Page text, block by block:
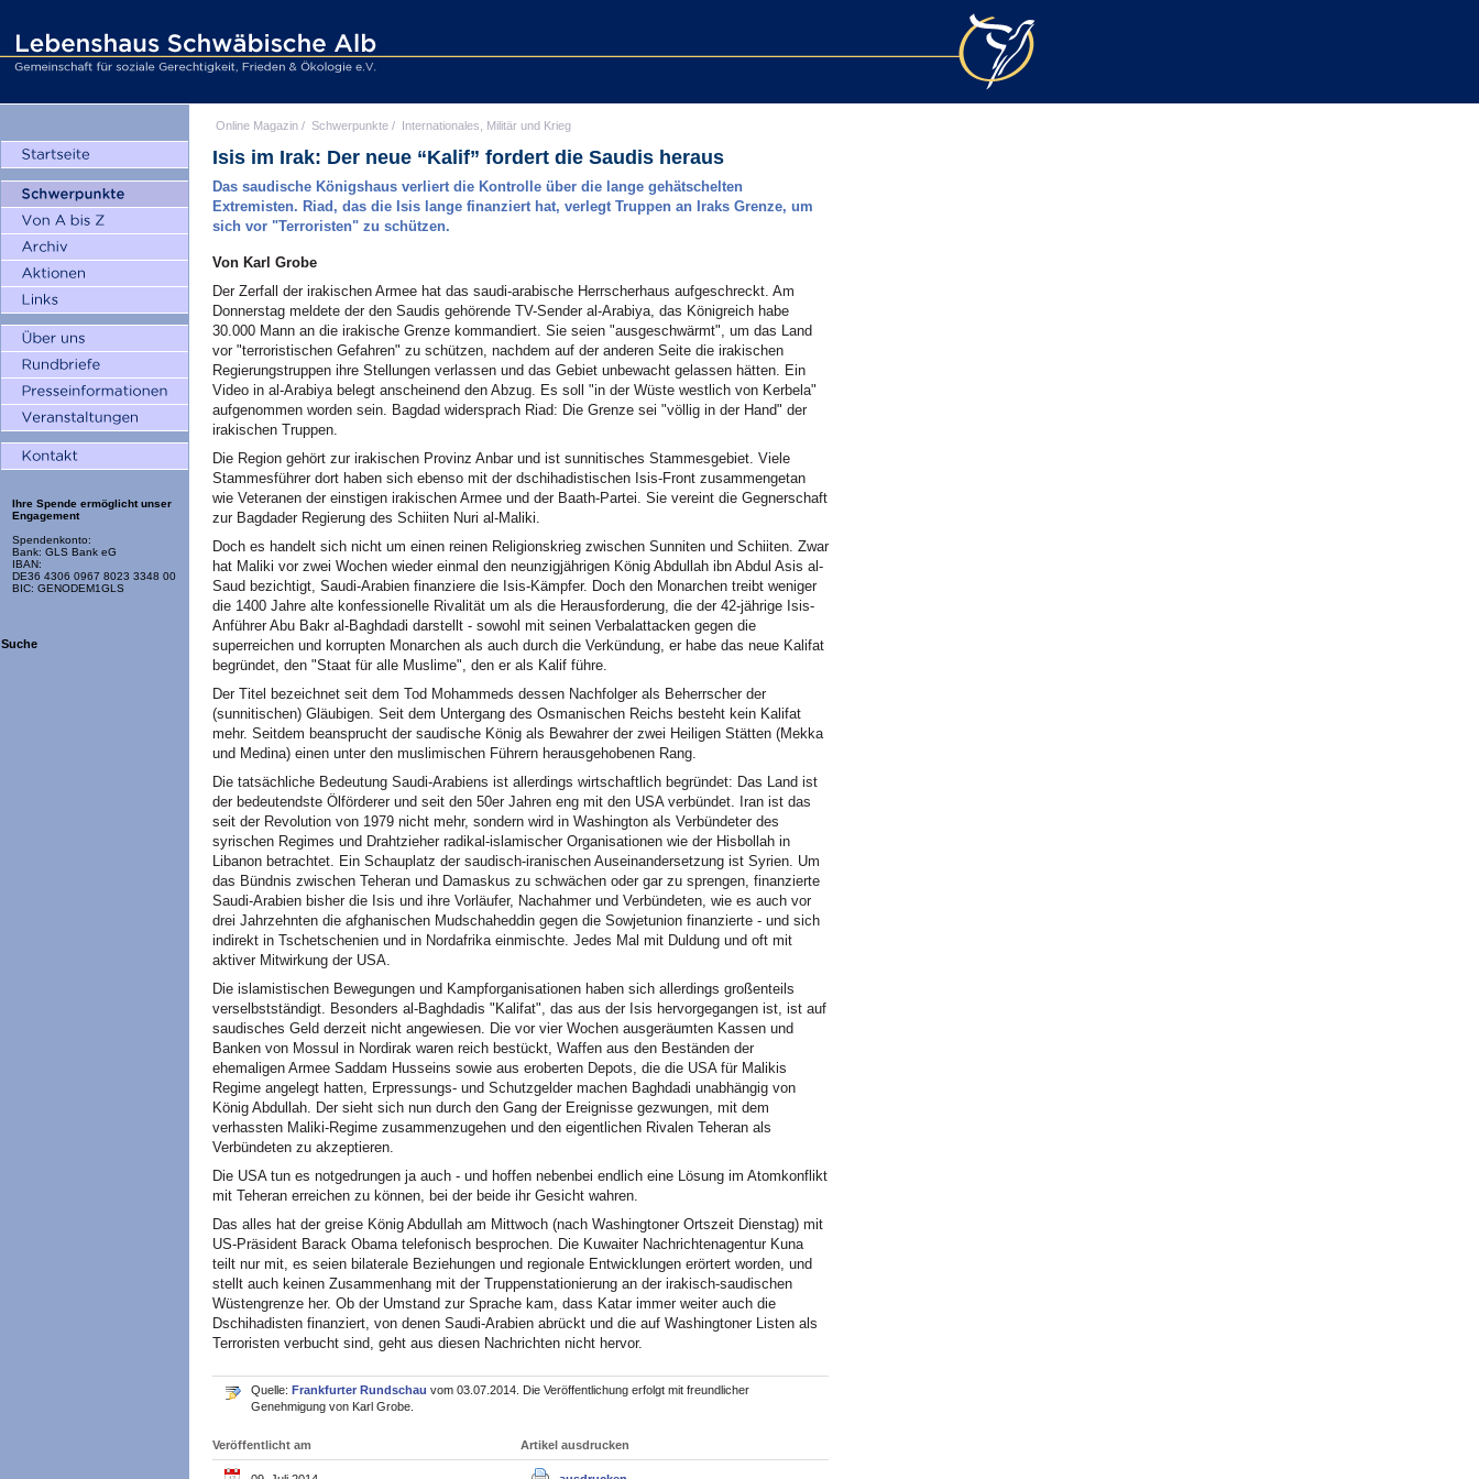
Ihre Spende ermöglicht unser
Engagement
Spendenkonto:
Bank: GLS Bank eG
IBAN:
DE36 4306 0967 8023 3348 00
BIC: GENODEM1GLS
Suche
Online Magazin / Schwerpunkte / Internationales, Militär und Krieg
Isis im Irak: Der neue “Kalif” fordert die Saudis heraus
Das saudische Königshaus verliert die Kontrolle über die lange gehätschelten
Extremisten. Riad, das die Isis lange finanziert hat, verlegt Truppen an Iraks Grenze, um
sich vor "Terroristen" zu schützen.
Von Karl Grobe
Der Zerfall der irakischen Armee hat das saudi-arabische Herrscherhaus aufgeschreckt. Am
Donnerstag meldete der den Saudis gehörende TV-Sender al-Arabiya, das Königreich habe
30.000 Mann an die irakische Grenze kommandiert. Sie seien "ausgeschwärmt", um das Land
vor "terroristischen Gefahren" zu schützen, nachdem auf der anderen Seite die irakischen
Regierungstruppen ihre Stellungen verlassen und das Gebiet unbewacht gelassen hätten. Ein
Video in al-Arabiya belegt anscheinend den Abzug. Es soll "in der Wüste westlich von Kerbela"
aufgenommen worden sein. Bagdad widersprach Riad: Die Grenze sei "völlig in der Hand" der
irakischen Truppen.
Die Region gehört zur irakischen Provinz Anbar und ist sunnitisches Stammesgebiet. Viele
Stammesführer dort haben sich ebenso mit der dschihadistischen Isis-Front zusammengetan
wie Veteranen der einstigen irakischen Armee und der Baath-Partei. Sie vereint die Gegnerschaft
zur Bagdader Regierung des Schiiten Nuri al-Maliki.
Doch es handelt sich nicht um einen reinen Religionskrieg zwischen Sunniten und Schiiten. Zwar
hat Maliki vor zwei Wochen wieder einmal den neunzigjährigen König Abdullah ibn Abdul Asis al-
Saud bezichtigt, Saudi-Arabien finanziere die Isis-Kämpfer. Doch den Monarchen treibt weniger
die 1400 Jahre alte konfessionelle Rivalität um als die Herausforderung, die der 42-jährige Isis-
Anführer Abu Bakr al-Baghdadi darstellt - sowohl mit seinen Verbalattacken gegen die
superreichen und korrupten Monarchen als auch durch die Verkündung, er habe das neue Kalifat
begründet, den "Staat für alle Muslime", den er als Kalif führe.
Der Titel bezeichnet seit dem Tod Mohammeds dessen Nachfolger als Beherrscher der
(sunnitischen) Gläubigen. Seit dem Untergang des Osmanischen Reichs besteht kein Kalifat
mehr. Seitdem beansprucht der saudische König als Bewahrer der zwei Heiligen Stätten (Mekka
und Medina) einen unter den muslimischen Führern herausgehobenen Rang.
Die tatsächliche Bedeutung Saudi-Arabiens ist allerdings wirtschaftlich begründet: Das Land ist
der bedeutendste Ölförderer und seit den 50er Jahren eng mit den USA verbündet. Iran ist das
seit der Revolution von 1979 nicht mehr, sondern wird in Washington als Verbündeter des
syrischen Regimes und Drahtzieher radikal-islamischer Organisationen wie der Hisbollah in
Libanon betrachtet. Ein Schauplatz der saudisch-iranischen Auseinandersetzung ist Syrien. Um
das Bündnis zwischen Teheran und Damaskus zu schwächen oder gar zu sprengen, finanzierte
Saudi-Arabien bisher die Isis und ihre Vorläufer, Nachahmer und Verbündeten, wie es auch vor
drei Jahrzehnten die afghanischen Mudschaheddin gegen die Sowjetunion finanzierte - und sich
indirekt in Tschetschenien und in Nordafrika einmischte. Jedes Mal mit Duldung und oft mit
aktiver Mitwirkung der USA.
Die islamistischen Bewegungen und Kampforganisationen haben sich allerdings großenteils
verselbstständigt. Besonders al-Baghdadis "Kalifat", das aus der Isis hervorgegangen ist, ist auf
saudisches Geld derzeit nicht angewiesen. Die vor vier Wochen ausgeräumten Kassen und
Banken von Mossul in Nordirak waren reich bestückt, Waffen aus den Beständen der
ehemaligen Armee Saddam Husseins sowie aus eroberten Depots, die die USA für Malikis
Regime angelegt hatten, Erpressungs- und Schutzgelder machen Baghdadi unabhängig von
König Abdullah. Der sieht sich nun durch den Gang der Ereignisse gezwungen, mit dem
verhassten Maliki-Regime zusammenzugehen und den eigentlichen Rivalen Teheran als
Verbündeten zu akzeptieren.
Die USA tun es notgedrungen ja auch - und hoffen nebenbei endlich eine Lösung im Atomkonflikt
mit Teheran erreichen zu können, bei der beide ihr Gesicht wahren.
Das alles hat der greise König Abdullah am Mittwoch (nach Washingtoner Ortszeit Dienstag) mit
US-Präsident Barack Obama telefonisch besprochen. Die Kuwaiter Nachrichtenagentur Kuna
teilt nur mit, es seien bilaterale Beziehungen und regionale Entwicklungen erörtert worden, und
stellt auch keinen Zusammenhang mit der Truppenstationierung an der irakisch-saudischen
Wüstengrenze her. Ob der Umstand zur Sprache kam, dass Katar immer weiter auch die
Dschihadisten finanziert, von denen Saudi-Arabien abrückt und die auf Washingtoner Listen als
Terroristen verbucht sind, geht aus diesen Nachrichten nicht hervor.
Quelle: Frankfurter Rundschau vom 03.07.2014. Die Veröffentlichung erfolgt mit freundlicher
Genehmigung von Karl Grobe.
Veröffentlicht am Artikel ausdrucken